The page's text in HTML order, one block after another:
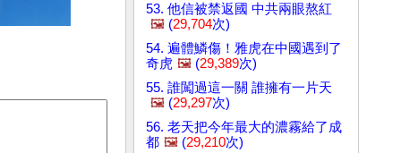
53. 他信被禁返國 中共兩眼熬紅
🖼️ (29,704次)
54. 遍體鱗傷！雅虎在中國遇到了
奇虎 🖼️ (29,389次)
55. 誰闖過這一關 誰擁有一片天
🖼️ (29,297次)
56. 老天把今年最大的濃霧給了成
都 🖼️ (29,210次)